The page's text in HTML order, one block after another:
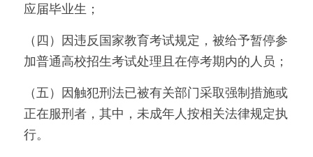
应届毕业生；
（四）因违反国家教育考试规定，被给予暂停参
加普通高校招生考试处理且在停考期内的人员；
（五）因触犯刑法已被有关部门采取强制措施或
正在服刑者，其中，未成年人按相关法律规定执
行。